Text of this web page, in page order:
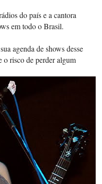
do país e a cantora
em todo o Brasil.
agenda de shows desse
o risco de perder algum